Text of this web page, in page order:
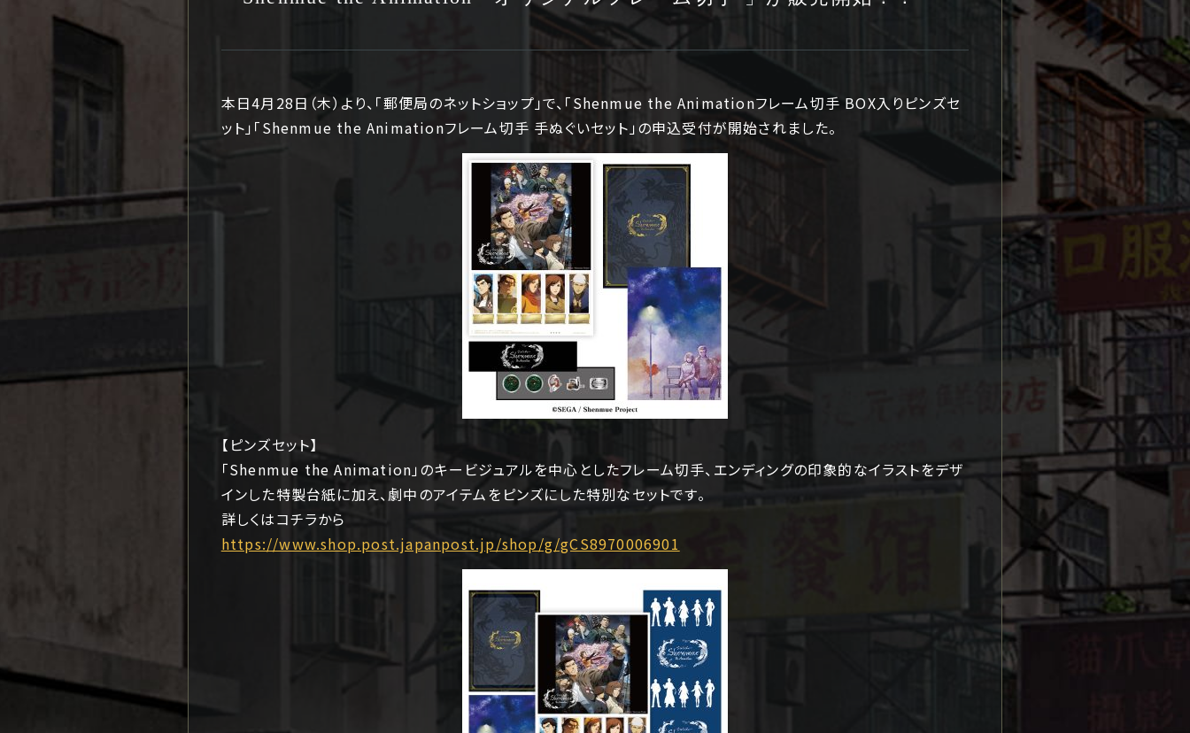
本日4月28日（木）より、「郵便局のネットショップ」で、「Shenmue the Animationフレーム切手 BOX入りピンズセ
ット」「Shenmue the Animationフレーム切手 手ぬぐいセット」の申込受付が開始されました。
【ピンズセット】
「Shenmue the Animation」のキービジュアルを中心としたフレーム切手、エンディングの印象的なイラストをデザ
インした特製台紙に加え、劇中のアイテムをピンズにした特別なセットです。
詳しくはコチラから
https://www.shop.post.japanpost.jp/shop/g/gCS8970006901